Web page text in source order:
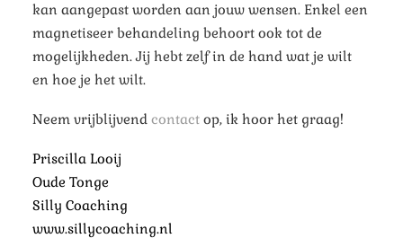
kan aangepast worden aan jouw wensen. Enkel een
magnetiseer behandeling behoort ook tot de
mogelijkheden. Jij hebt zelf in de hand wat je wilt
en hoe je het wilt.
Neem vrijblijvend contact op, ik hoor het graag!
Priscilla Looij
Oude Tonge
Silly Coaching
www.sillycoaching.nl